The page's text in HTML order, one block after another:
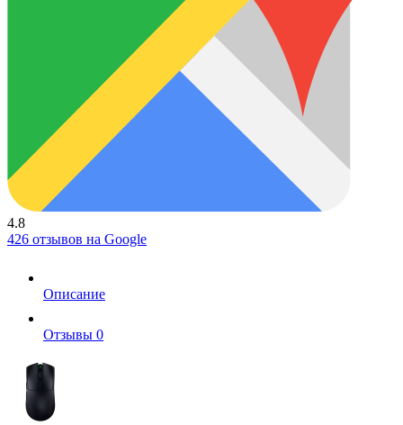
4.8
426 отзывов на Google
Описание
Отзывы 0